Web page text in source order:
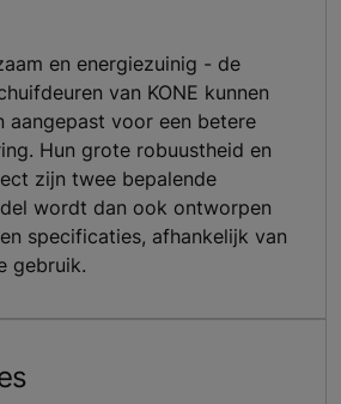
en energiezuinig - de
van KONE kunnen
aangepast voor een betere
Hun grote robuustheid en
zijn twee bepalende
wordt dan ook ontworpen
specificaties, afhankelijk van
gebruik.